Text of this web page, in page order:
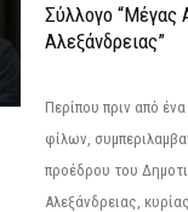
Σύλλογο “Μέγας
Αλεξάνδρειας”
Περίπου πριν από
φίλων,
προέδρου του
Αλεξάνδρειας,